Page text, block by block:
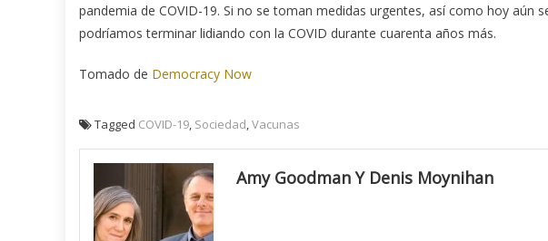
pandemia de COVID-19. Si no se toman medidas urgentes, así como hoy aún
podríamos terminar lidiando con la COVID durante cuarenta años más.
Tomado de Democracy Now
Tagged COVID-19, Sociedad,Vacunas
Amy Goodman Y Denis Moynihan